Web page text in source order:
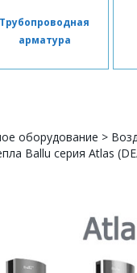
Трубопроводная
арматура
оборудование >
Ballu серия Atlas